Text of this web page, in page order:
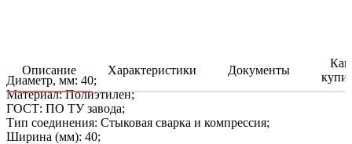
Описание Характеристики Документы
Как
Диаметр, мм: 40;
Материал: Полиэтилен;
ГОСТ: ПО ТУ завода;
Тип соединения: Стыковая сварка и компрессия;
Ширина (мм): 40;